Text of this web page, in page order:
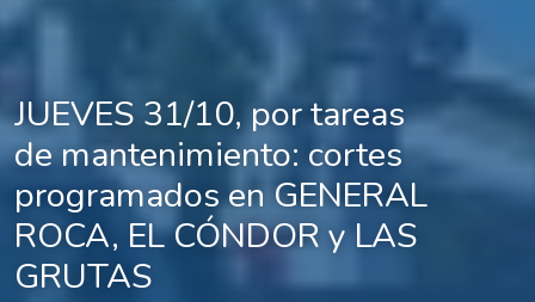
JUEVES 31/10, por tareas
de mantenimiento: cortes
programados en GENERAL
ROCA, EL CÓNDOR y LAS
GRUTAS